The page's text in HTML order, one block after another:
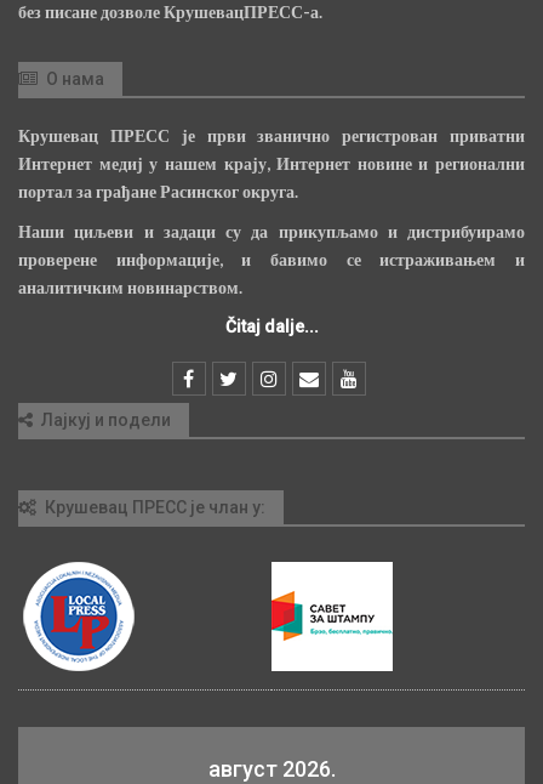
без писане дозволе КрушевацПРЕСС-а.
О нама
Крушевац ПРЕСС је први званично регистрован приватни
Интернет медиј у нашем крају, Интернет новине и регионални
портал за грађане Расинског округа.
Наши циљеви и задаци су да прикупљамо и дистрибуирамо
проверене информације, и бавимо се истраживањем и
аналитичким новинарством.
Čitaj dalje...
Лајкуј и подели
Крушевац ПРЕСС је члан у:
август 2026.